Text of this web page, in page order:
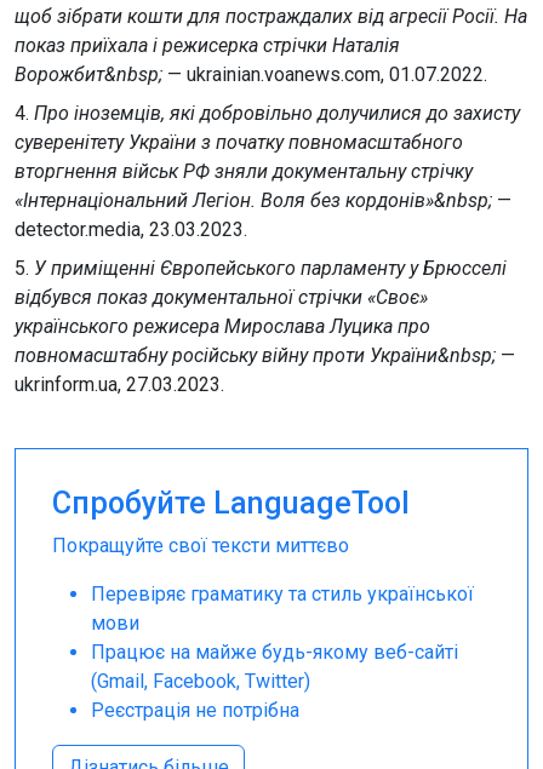
щоб зібрати кошти для постраждалиx від агресії Росії. На
показ приїхала і режисерка стрічки Наталія
Ворожбит&nbsp; — ukrainian.voanews.com, 01.07.2022.
4. Про іноземців, які добровільно долучилися до захисту
суверенітету України з початку повномасштабного
вторгнення військ РФ зняли документальну стрічку
«Інтернаціональний Легіон. Воля без кордонів»&nbsp; —
detector.media, 23.03.2023.
5. У приміщенні Європейського парламенту у Брюсселі
відбувся показ документальної стрічки «Своє»
українського режисера Мирослава Луцика про
повномасштабну російську війну проти України&nbsp; —
ukrinform.ua, 27.03.2023.
Спробуйте LanguageTool
Покращуйте свої тексти миттєво
Перевіряє граматику та стиль української
мови
Працює на майже будь-якому веб-сайті
(Gmail, Facebook, Twitter)
Реєстрація не потрібна